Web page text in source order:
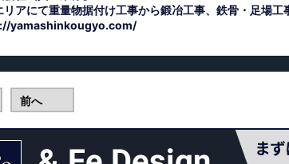
リアにて重量物据付け工事から鍛冶工事、鉄骨・足場
yamashinkougyo.com/
前へ